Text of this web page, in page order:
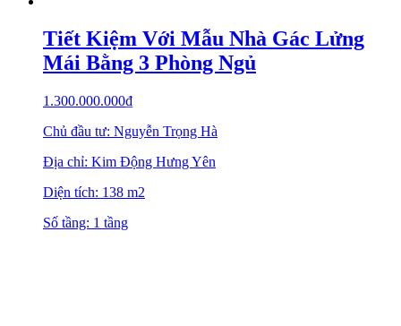
Tiết Kiệm Với Mẫu Nhà Gác Lửng
Mái Bằng 3 Phòng Ngủ
1.300.000.000₫
Chủ đầu tư: Nguyễn Trọng Hà
Địa chỉ: Kim Động Hưng Yên
Diện tích: 138 m2
Số tầng: 1 tầng